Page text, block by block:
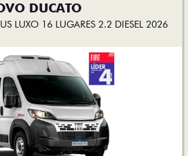
DUCATO
LUXO 16 LUGARES 2.2 DIESEL 2026